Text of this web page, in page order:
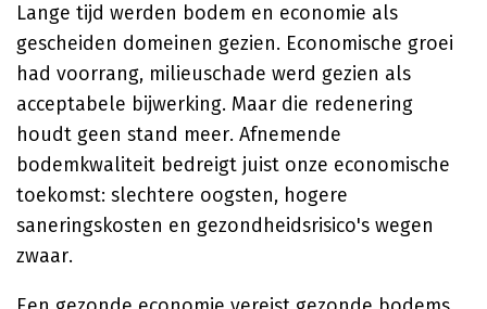
Lange tijd werden bodem en economie als
gescheiden domeinen gezien. Economische groei
had voorrang, milieuschade werd gezien als
acceptabele bijwerking. Maar die redenering
houdt geen stand meer. Afnemende
bodemkwaliteit bedreigt juist onze economische
toekomst: slechtere oogsten, hogere
saneringskosten en gezondheidsrisico's wegen
zwaar.